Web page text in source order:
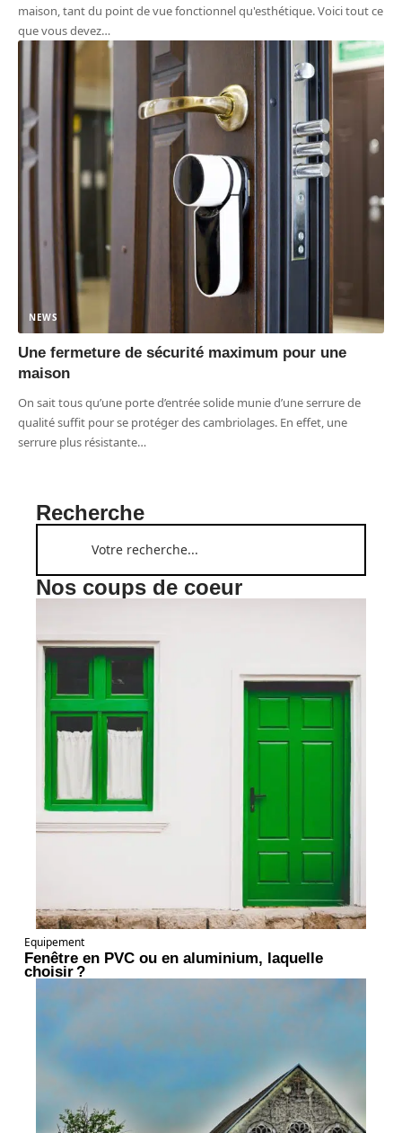
maison, tant du point de vue fonctionnel qu'esthétique. Voici tout ce
que vous devez…
NEWS
Une fermeture de sécurité maximum pour une
maison
On sait tous qu’une porte d’entrée solide munie d’une serrure de
qualité suffit pour se protéger des cambriolages. En effet, une
serrure plus résistante…
Recherche
Nos coups de coeur
Equipement
Fenêtre en PVC ou en aluminium, laquelle
choisir ?